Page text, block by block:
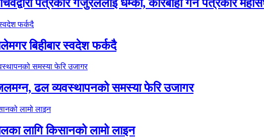
पत्रकार गजुरेललाई धम्की, कारबाही गर्न पत्रकार
बिहीबार स्वदेश फर्कदै
ढल व्यवस्थापनको समस्या फेरि उजागर
लागि किसानको लामो लाइन